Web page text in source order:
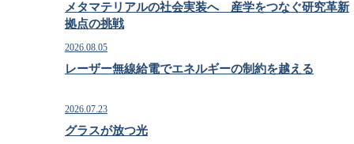
メタマテリアルの社会実装へ 産学をつなぐ研究革新
拠点の挑戦
2026.08.05
レーザー無線給電でエネルギーの制約を越える
2026.07.23
グラスが放つ光